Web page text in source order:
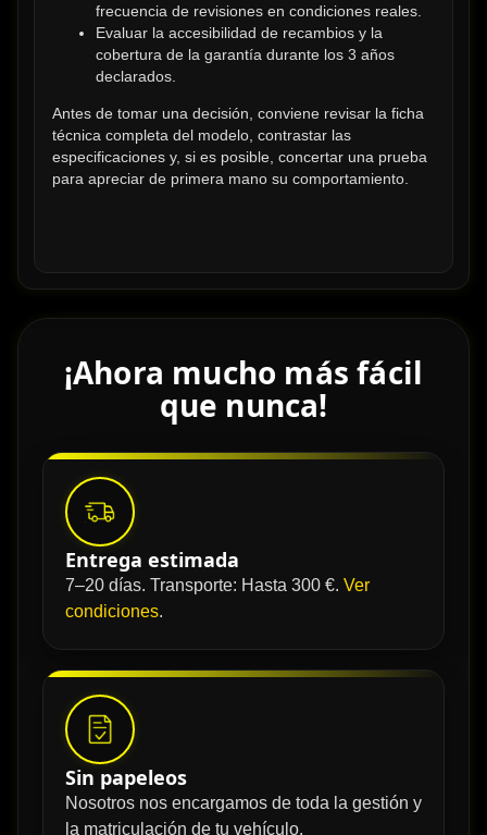
frecuencia de revisiones en condiciones reales.
Evaluar la accesibilidad de recambios y la
cobertura de la garantía durante los 3 años
declarados.
Antes de tomar una decisión, conviene revisar la ficha
técnica completa del modelo, contrastar las
especificaciones y, si es posible, concertar una prueba
para apreciar de primera mano su comportamiento.
¡Ahora mucho más fácil
que nunca!
Entrega estimada
7–20 días. Transporte: Hasta 300 €. Ver
condiciones.
Sin papeleos
Nosotros nos encargamos de toda la gestión y
la matriculación de tu vehículo.